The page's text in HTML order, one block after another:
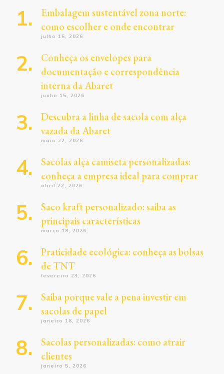
Embalagem sustentável zona norte:
como escolher e onde encontrar
julho 15, 2026
Conheça os envelopes para
documentação e correspondência
interna da Abaret
junho 15, 2026
Descubra a linha de sacola com alça
vazada da Abaret
maio 22, 2026
Sacolas alça camiseta personalizadas:
conheça a empresa ideal para comprar
abril 22, 2026
Saco kraft personalizado: saiba as
principais características
março 18, 2026
Praticidade ecológica: conheça as bolsas
de TNT
fevereiro 23, 2026
Saiba porque vale a pena investir em
sacolas de papel
janeiro 16, 2026
Sacolas personalizadas: como atrair
clientes
janeiro 5, 2026